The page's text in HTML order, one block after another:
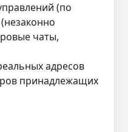
(по
чаты,
адресов
принадлежащих